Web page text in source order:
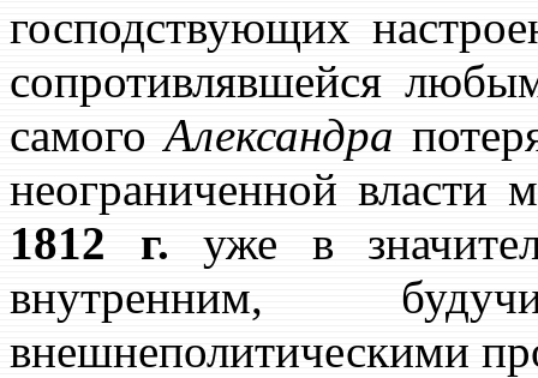
господствующих
сопротивлявшейся
самогоАлександра
неограниченной
1812 г. уже в
внутренним,
внешнеполитическими